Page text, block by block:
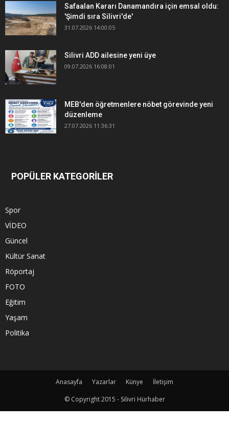
Safaalan Kararı Danamandıra için emsal oldu:
'Şimdi sıra Silivri'de'
31.07.2026 14:00:05
Silivri ADD ailesine yeni üye
09.07.2026 16:08:01
MEB'den öğretmenlere nöbet görevinde yeni
düzenleme
27.07.2026 11:36:31
POPÜLER KATEGORİLER
Spor
VİDEO
Güncel
Kültür Sanat
Röportaj
FOTO
Eğitim
Yaşam
Politika
Anasayfa Yazarlar Künye
İletişim
© Copyright 2015 - Silivri Hürhaber